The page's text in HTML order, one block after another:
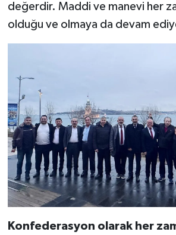
değerdir. Maddi ve manevi her
olduğu ve olmaya da devam
Konfederasyon olarak her